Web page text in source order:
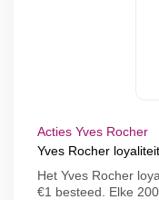
Acties Yves Rocher
Yves Rocher
Het Yves Rocher
€1 besteed. Elke